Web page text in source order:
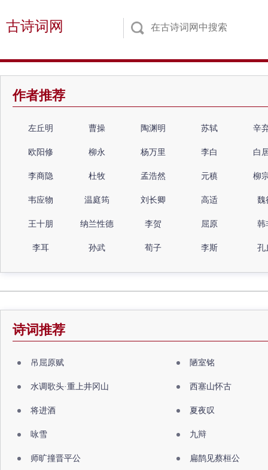
古诗词网
作者推荐
左丘明 曹操 陶渊明 苏轼 辛
欧阳修 柳永 杨万里 李白 白
李商隐 杜牧 孟浩然 元稹 柳
韦应物 温庭筠 刘长卿 高适 魏
王十朋 纳兰性德 李贺 屈原 韩
李耳 孙武 荀子 李斯 孔
诗词推荐
吊屈原赋 陋室铭
水调歌头·重上井冈山 西塞山怀古
将进酒 夏夜叹
咏雪 九辩
师旷撞晋平公 扁鹊见蔡桓公